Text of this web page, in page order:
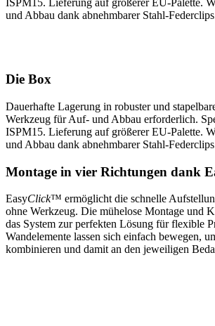
ISPM15. Lieferung auf größerer EU-Palette.
und Abbau dank abnehmbarer Stahl-
Die Box
Dauerhafte Lagerung in robuster und
Werkzeug für Auf- und Abbau erforderlich.
ISPM15. Lieferung auf größerer EU-Palette.
und Abbau dank abnehmbarer Stahl-
Montage in vier Richtungen dank
EasyClick™ ermöglicht die schnelle
ohne Werkzeug. Die mühelose Montage und
das System zur perfekten Lösung für flexible
Wandelemente lassen sich einfach bewegen,
kombinieren und damit an den jeweiligen